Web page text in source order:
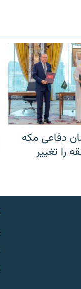
دفاعی مکه
را تغییر